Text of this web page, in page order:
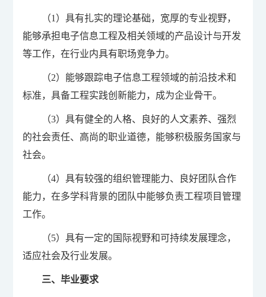
（1）具有扎实的理论基础，宽厚的专业视野，
能够承担电子信息工程及相关领域的产品设计与开发
等工作，在行业内具有职场竞争力。
（2）能够跟踪电子信息工程领域的前沿技术和
标准，具备工程实践创新能力，成为企业骨干。
（3）具有健全的人格、良好的人文素养、强烈
的社会责任、高尚的职业道德，能够积极服务国家与
社会。
（4）具有较强的组织管理能力、良好团队合作
能力，在多学科背景的团队中能够负责工程项目管理
工作。
（5）具有一定的国际视野和可持续发展理念，
适应社会及行业发展。
三、毕业要求